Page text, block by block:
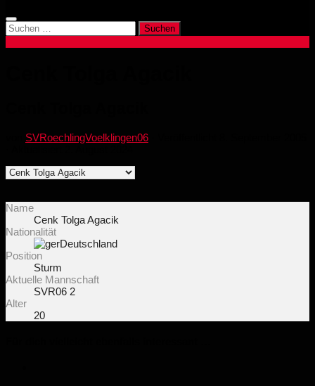
Suchen
nach:
SVRoechlingVoelklingen06
Name
Cenk Tolga Agacik
Nationalität
Deutschland
Position
Sturm
Aktuelle Mannschaft
SVR06 2
Alter
20